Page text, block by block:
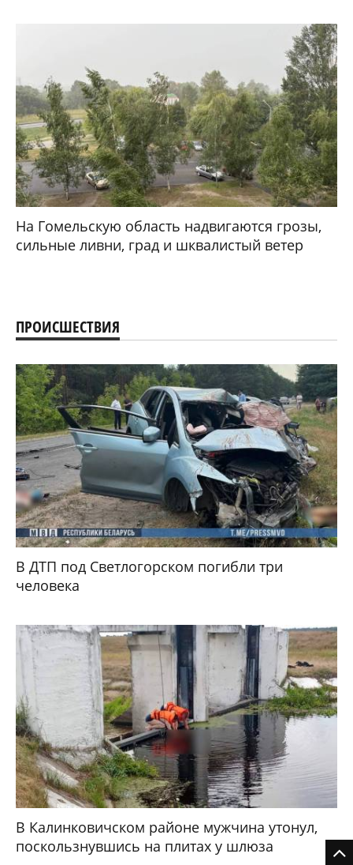
На Гомельскую область надвигаются грозы,
сильные ливни, град и шквалистый ветер
ПРОИСШЕСТВИЯ
В ДТП под Светлогорском погибли три
человека
В Калинковичском районе мужчина утонул,
поскользнувшись на плитах у шлюза